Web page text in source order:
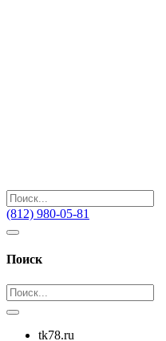
(812) 980-05-81
Поиск
tk78.ru